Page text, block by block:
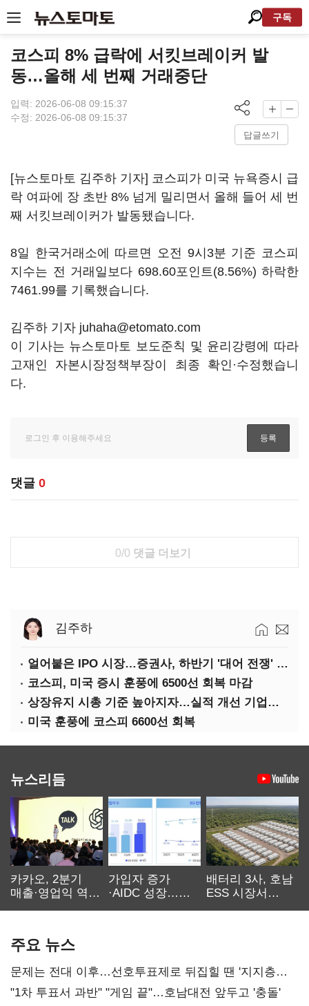
구독
코스피 8% 급락에 서킷브레이커 발
동…올해 세 번째 거래중단
입력: 2026-06-08 09:15:37
수정: 2026-06-08 09:15:37
답글쓰기
[뉴스토마토 김주하 기자] 코스피가 미국 뉴욕증시 급
락 여파에 장 초반 8% 넘게 밀리면서 올해 들어 세 번
째 서킷브레이커가 발동됐습니다.
8일 한국거래소에 따르면 오전 9시3분 기준 코스피
지수는 전 거래일보다 698.60포인트(8.56%) 하락한
7461.99를 기록했습니다.
김주하 기자 juhaha@etomato.com
이 기사는 뉴스토마토 보도준칙 및 윤리강령에 따라
고재인 자본시장정책부장이 최종 확인·수정했습니
다.
댓글 0
0/0 댓글 더보기
김주하
얼어붙은 IPO 시장…증권사, 하반기 '대어 전쟁' 기대
코스피, 미국 증시 훈풍에 6500선 회복 마감
상장유지 시총 기준 높아지자…실적 개선 기업도 '관리종목'
미국 훈풍에 코스피 6600선 회복
뉴스리듬
카카오, 2분기
매출·영업익 역대
가입자 증가
·AIDC 성장…
배터리 3사, 호남
ESS 시장서
주요 뉴스
문제는 전대 이후…선호투표제로 뒤집힐 땐 '지지층
불복'
"1차 투표서 과반" "게임 끝"…호남대전 앞두고 '충돌'